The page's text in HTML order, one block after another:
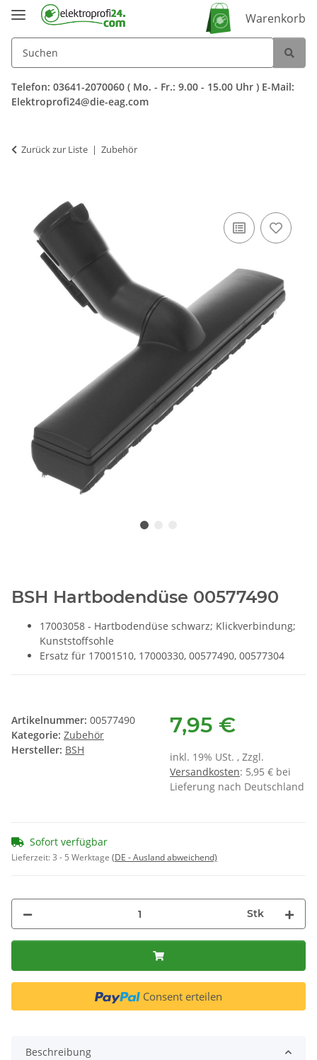
Warenkorb
Telefon: 03641-2070060 ( Mo. - Fr.: 9.00 - 15.00 Uhr ) E-Mail:
Elektroprofi24@die-eag.com
Zurück zur Liste Zubehör
BSH Hartbodendüse 00577490
17003058 - Hartbodendüse schwarz; Klickverbindung;
Kunststoffsohle
Ersatz für 17001510, 17000330, 00577490, 00577304
Artikelnummer: 00577490
Kategorie: Zubehör
Hersteller: BSH
7,95 €
inkl. 19% USt. , Zzgl.
Versandkosten: 5,95 € bei
Lieferung nach Deutschland
Sofort verfügbar
Lieferzeit:3 - 5 Werktage (DE - Ausland abweichend)
Stk
Consent erteilen
Beschreibung